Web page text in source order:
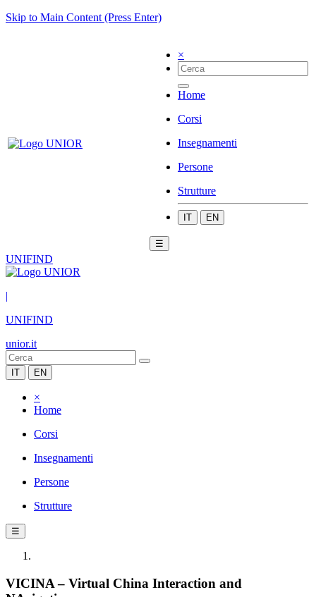
Skip to Main Content (Press Enter)
×
Home
Corsi
Insegnamenti
Persone
Strutture
IT EN
☰
UNIFIND
|
UNIFIND
unior.it
IT EN
×
Home
Corsi
Insegnamenti
Persone
Strutture
☰
VICINA – Virtual China Interaction and